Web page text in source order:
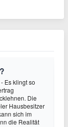
Es klingt so
Die
Hausbesitzer
sich im
die Realität